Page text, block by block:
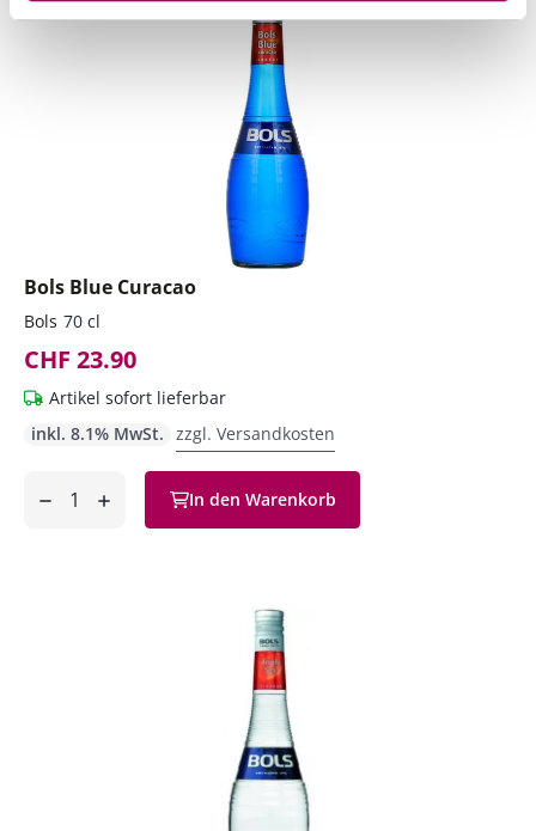
Bols Blue Curacao
Bols 70 cl
CHF 23.90
Artikel sofort lieferbar
inkl. 8.1% MwSt. zzgl. Versandkosten
Anzahl
hinzufügen
In den Warenkorb